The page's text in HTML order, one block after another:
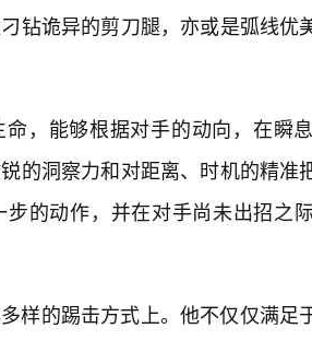
钻诡异的剪刀腿，亦或是弧线优
，能够根据对手的动向，在瞬
的洞察力和对距离、时机的精准
的动作，并在对手尚未出招之
样的踢击方式上。他不仅仅满足